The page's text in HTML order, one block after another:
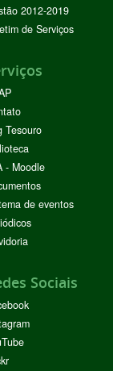
2012-2019
de Serviços
Tesouro
- Moodle
de eventos
Sociais